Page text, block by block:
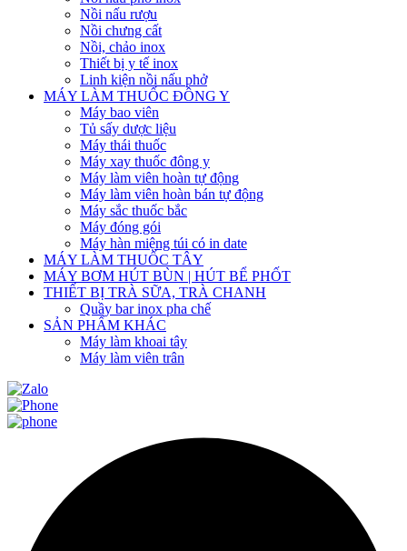
Nồi nấu rượu
Nồi chưng cất
Nồi, chảo inox
Thiết bị y tế inox
Linh kiện nồi nấu phở
MÁY LÀM THUỐC ĐÔNG Y
Máy bao viên
Tủ sấy dược liệu
Máy thái thuốc
Máy xay thuốc đông y
Máy làm viên hoàn tự động
Máy làm viên hoàn bán tự động
Máy sắc thuốc bắc
Máy đóng gói
Máy hàn miệng túi có in date
MÁY LÀM THUỐC TÂY
MÁY BƠM HÚT BÙN | HÚT BỂ PHỐT
THIẾT BỊ TRÀ SỮA, TRÀ CHANH
Quầy bar inox pha chế
SẢN PHẨM KHÁC
Máy làm khoai tây
Máy làm viên trân